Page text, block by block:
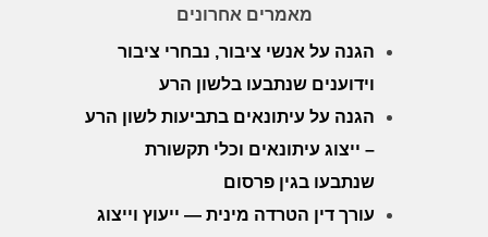
מאמרים אחרונים
הגנה על אנשי ציבור, נבחרי ציבור
וידוענים שנתבעו בלשון הרע
הגנה על עיתונאים בתביעות לשון הרע
– ייצוג עיתונאים וכלי תקשורת
שנתבעו בגין פרסום
עורך דין הטרדה מינית — ייעוץ וייצוג